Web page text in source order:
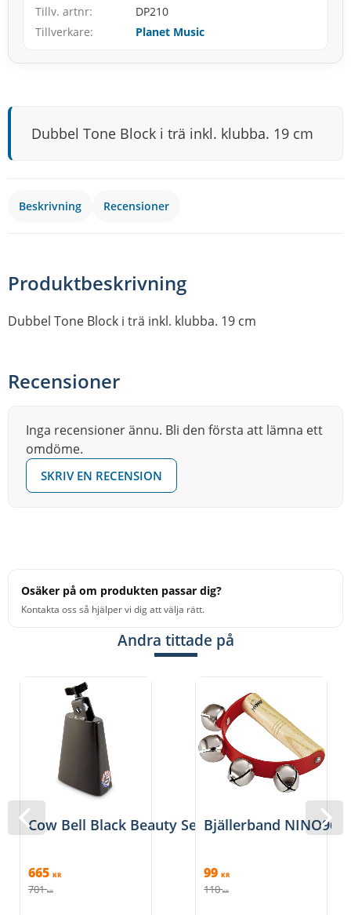
Tillv. artnr
DP210
Tillverkare
Planet Music
Dubbel Tone Block i trä inkl. klubba. 19 cm
Beskrivning Recensioner
Produktbeskrivning
Dubbel Tone Block i trä inkl. klubba. 19 cm
Recensioner
Inga recensioner ännu. Bli den första att lämna ett
omdöme.
SKRIV EN RECENSION
Osäker på om produkten passar dig?
Kontakta oss så hjälper vi dig att välja rätt.
Andra tittade på
Cow Bell Black Beauty Senior, LP228
665 KR
701 KR
Bjällerband NINO962
99 KR
110 KR